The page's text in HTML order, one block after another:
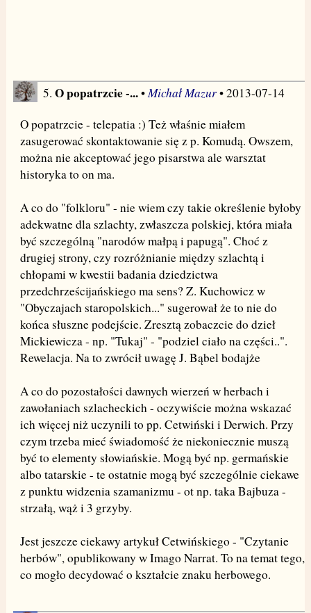
5. O popatrzcie -...•Michał Mazur• 2013-07-14
O popatrzcie - telepatia :) Też właśnie miałem
zasugerować skontaktowanie się z p. Komudą. Owszem,
można nie akceptować jego pisarstwa ale warsztat
historyka to on ma.
A co do "folkloru" - nie wiem czy takie określenie byłoby
adekwatne dla szlachty, zwłaszcza polskiej, która miała
być szczególną "narodów małpą i papugą". Choć z
drugiej strony, czy rozróżnianie między szlachtą i
chłopami w kwestii badania dziedzictwa
przedchrześcijańskiego ma sens? Z. Kuchowicz w
"Obyczajach staropolskich..." sugerował że to nie do
końca słuszne podejście. Zresztą zobaczcie do dzieł
Mickiewicza - np. "Tukaj" - "podziel ciało na części..".
Rewelacja. Na to zwrócił uwagę J. Bąbel bodajże
A co do pozostałości dawnych wierzeń w herbach i
zawołaniach szlacheckich - oczywiście można wskazać
ich więcej niż uczynili to pp. Cetwiński i Derwich. Przy
czym trzeba mieć świadomość że niekoniecznie muszą
być to elementy słowiańskie. Mogą być np. germańskie
albo tatarskie - te ostatnie mogą być szczególnie ciekawe
z punktu widzenia szamanizmu - ot np. taka Bajbuza -
strzałą, wąż i 3 grzyby.
Jest jeszcze ciekawy artykuł Cetwińskiego - "Czytanie
herbów", opublikowany w Imago Narrat. To na temat tego,
co mogło decydować o kształcie znaku herbowego.